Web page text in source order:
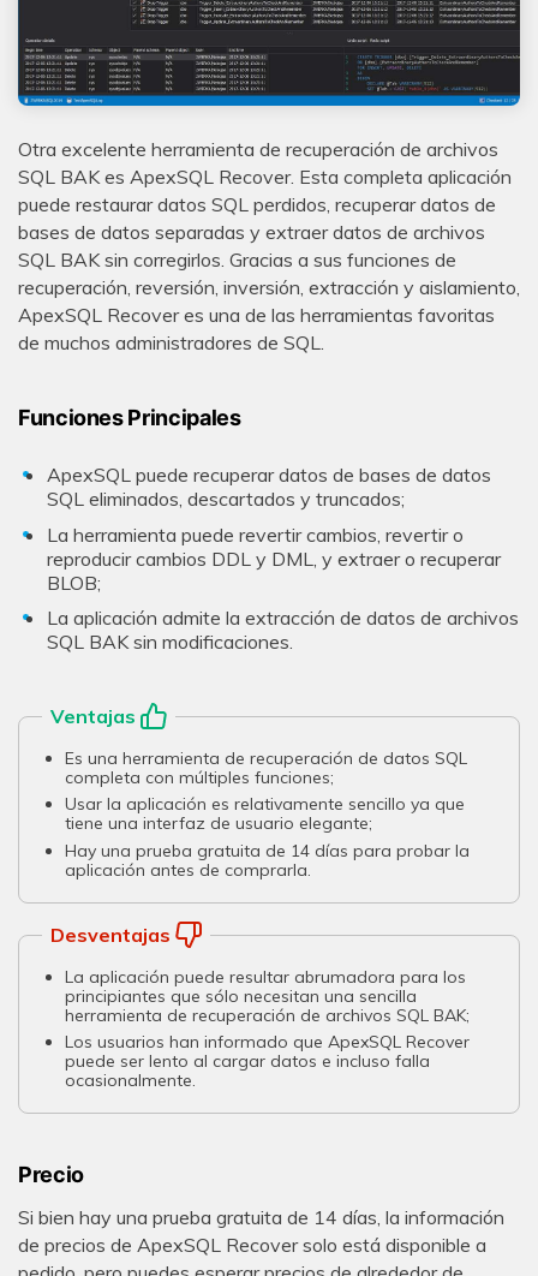
Otra excelente herramienta de recuperación de archivos
SQL BAK es ApexSQL Recover. Esta completa aplicación
puede restaurar datos SQL perdidos, recuperar datos de
bases de datos separadas y extraer datos de archivos
SQL BAK sin corregirlos. Gracias a sus funciones de
recuperación, reversión, inversión, extracción y aislamiento,
ApexSQL Recover es una de las herramientas favoritas
de muchos administradores de SQL.
Funciones Principales
ApexSQL puede recuperar datos de bases de datos
SQL eliminados, descartados y truncados;
La herramienta puede revertir cambios, revertir o
reproducir cambios DDL y DML, y extraer o recuperar
BLOB;
La aplicación admite la extracción de datos de archivos
SQL BAK sin modificaciones.
Ventajas
Es una herramienta de recuperación de datos SQL
completa con múltiples funciones;
Usar la aplicación es relativamente sencillo ya que
tiene una interfaz de usuario elegante;
Hay una prueba gratuita de 14 días para probar la
aplicación antes de comprarla.
Desventajas
La aplicación puede resultar abrumadora para los
principiantes que sólo necesitan una sencilla
herramienta de recuperación de archivos SQL BAK;
Los usuarios han informado que ApexSQL Recover
puede ser lento al cargar datos e incluso falla
ocasionalmente.
Precio
Si bien hay una prueba gratuita de 14 días, la información
de precios de ApexSQL Recover solo está disponible a